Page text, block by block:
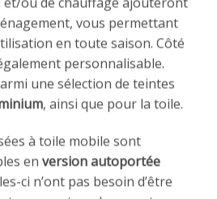
vous permettant
en toute saison. Côté
personnalisable.
une sélection de teintes
, ainsi que pour la toile.
enversion autoportée
ci n’ont pas besoin d’être
reposent sur leurs poteaux.